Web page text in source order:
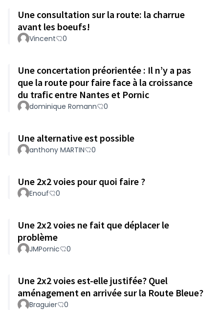
Une consultation sur la route: la charrue
avant les boeufs!
Vincent 0
Une concertation préorientée : Il n’y a pas
que la route pour faire face à la croissance
du trafic entre Nantes et Pornic
dominique Romann 0
Une alternative est possible
anthony MARTIN 0
Une 2x2 voies pour quoi faire ?
Enouf 0
Une 2x2 voies ne fait que déplacer le
problème
JMPornic 0
Une 2x2 voies est-elle justifée? Quel
aménagement en arrivée sur la Route Bleue?
Braguier 0